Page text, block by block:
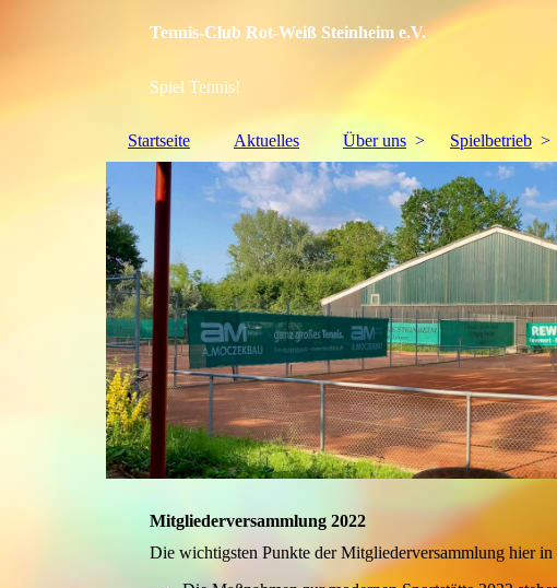
Tennis-Club Rot-Weiß Steinheim e.V.
Spiel Tennis!
Startseite Aktuelles Über uns Spielbetrieb
Mitgliederversammlung 2022
Die wichtigsten Punkte der Mitgliederversammlung hier